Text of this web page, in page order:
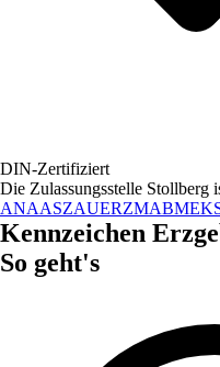
DIN-Zertifiziert
Die Zulassungsstelle Stollberg
ANAASZAUERZMABMEK
Kennzeichen
So geht's